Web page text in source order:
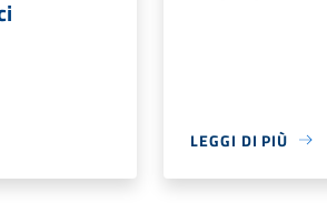
LEGGI DI PIÙ